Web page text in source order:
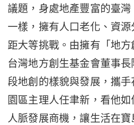
議題，身處地產豐富的臺
一樣，擁有人口老化、資
距大等挑戰。由擁有「地方
台灣地方創生基金會董事
段地創的樣貌與發展，攜
園區主理人任聿新，看他
人脈發展商機，讓生活在